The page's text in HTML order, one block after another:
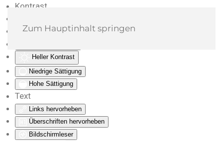
Kontrast
Monochrom
Heller Kontrast
Niedrige Sättigung
Hohe Sättigung
Text
Links hervorheben
Überschriften hervorheben
Bildschirmleser
Zum Hauptinhalt springen